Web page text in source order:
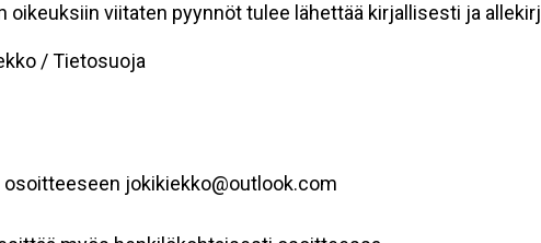
oikeuksiin viitaten pyynnöt tulee lähettää kirjallisesti ja
/ Tietosuoja
jokikiekko@outlook.com